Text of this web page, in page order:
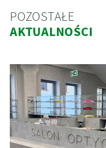
POZOSTAŁE
AKTUALNOŚCI